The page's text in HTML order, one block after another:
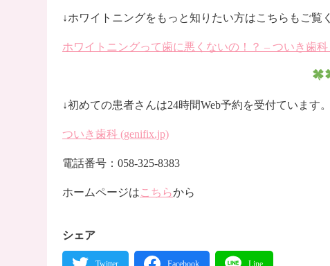
↓ホワイトニングをもっと知りたい方はこちらもご覧
ホワイトニングって歯に悪くないの！？ – ついき歯科
↓初めての患者さんは24時間Web予約を受付ています。
ついき歯科 (genifix.jp)
電話番号：058-325-8383
ホームページはこちらから
シェア